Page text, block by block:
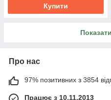
Купити
Про нас
97% позитивних з 3854
Працює з 10.11.2013